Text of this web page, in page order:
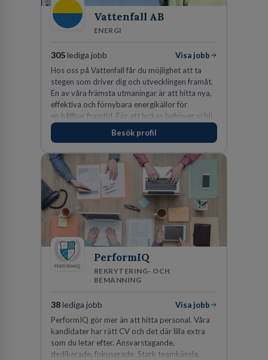
Vattenfall AB
ENERGI
305lediga jobb
Visa jobb
Hos oss på Vattenfall får du möjlighet att ta
stegen som driver dig och utvecklingen framåt.
En av våra främsta utmaningar är att hitta nya,
effektiva och förnybara energikällor för
en hållbar framtid. För att lyckas behöver vi bli
fler medarbetare som vill göra skillnad.
Besök profil
PerformIQ
REKRYTERING- OCH
BEMANNING
38lediga jobb
Visa jobb
PerformIQ gör mer än att hitta personal. Våra
kandidater har rätt CV och det där lilla extra
som du letar efter. Ansvarstagande,
dedikerade, fokuserade. Stark teamkänsla,